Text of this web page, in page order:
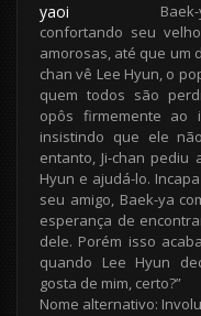
confortando seu
amorosas, até que um
chan vê Lee Hyun, o
quem todos são
opôs firmemente ao
insistindo que ele
entanto, Ji-chan
Hyun e ajudá-lo.
seu amigo, Baek-ya
esperança de
dele. Porém isso
quando Lee Hyun
gosta de mim, certo?”
Nome alternativo: